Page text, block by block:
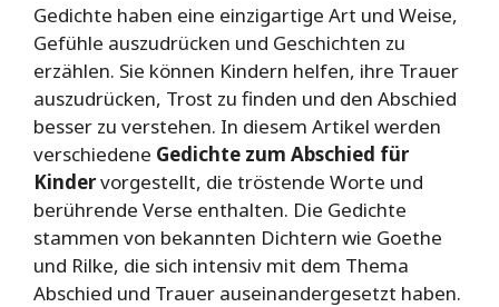
Gedichte haben eine einzigartige Art und Weise,
Gefühle auszudrücken und Geschichten zu
erzählen. Sie können Kindern helfen, ihre Trauer
auszudrücken, Trost zu finden und den Abschied
besser zu verstehen. In diesem Artikel werden
verschiedene Gedichte zum Abschied für
Kindervorgestellt, die tröstende Worte und
berührende Verse enthalten. Die Gedichte
stammen von bekannten Dichtern wie Goethe
und Rilke, die sich intensiv mit dem Thema
Abschied und Trauer auseinandergesetzt haben.